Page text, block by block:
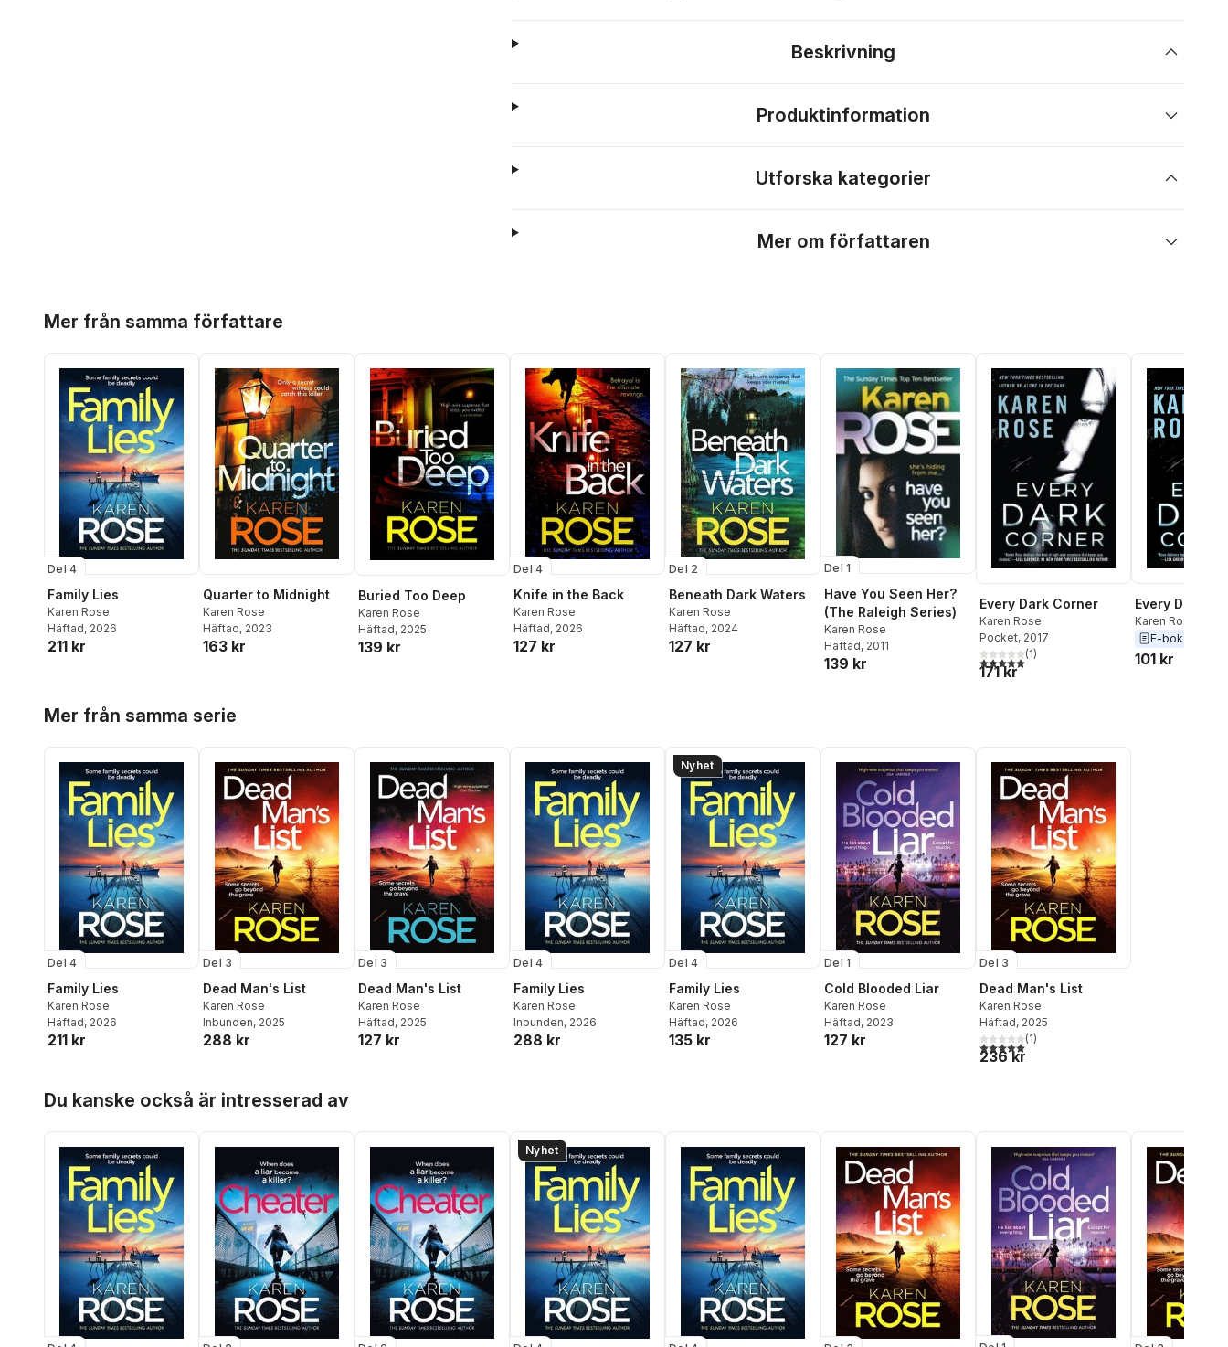
Beskrivning
Produktinformation
Utforska kategorier
Mer om författaren
Mer från samma författare
Del 4
Family Lies
Karen Rose
Häftad, 2026
211 kr
Quarter to Midnight
Karen Rose
Häftad, 2023
163 kr
Buried Too Deep
Karen Rose
Häftad, 2025
139 kr
Del 4
Knife in the Back
Karen Rose
Häftad, 2026
127 kr
Del 2
Beneath Dark Waters
Karen Rose
Häftad, 2024
127 kr
Del 1
Have You Seen Her?
(The Raleigh Series)
Karen Rose
Häftad, 2011
139 kr
Every Dark Corner
Karen Rose
Pocket, 2017
5,0utav 5 stjärnor. Totalt antal röster:
(1)
171 kr
Every Dark
Karen Rose
E-bok
101 kr
Mer från samma serie
Del 4
Family Lies
Karen Rose
Häftad, 2026
211 kr
Del 3
Dead Man's List
Karen Rose
Inbunden, 2025
288 kr
Del 3
Dead Man's List
Karen Rose
Häftad, 2025
127 kr
Del 4
Family Lies
Karen Rose
Inbunden, 2026
288 kr
Nyhet
Del 4
Family Lies
Karen Rose
Häftad, 2026
135 kr
Del 1
Cold Blooded Liar
Karen Rose
Häftad, 2023
127 kr
Del 3
Dead Man's List
Karen Rose
Häftad, 2025
5,0utav 5 stjärnor. Totalt antal röster:
(1)
236 kr
Du kanske också är intresserad av
Nyhet